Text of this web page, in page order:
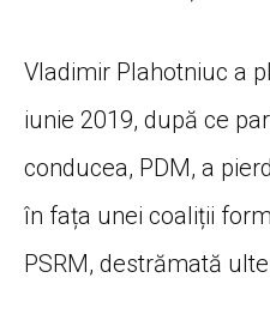
Vladimir Plahotniuc a
iunie 2019, după ce
conducea, PDM, a
în fața unei coaliții
PSRM, destrămată